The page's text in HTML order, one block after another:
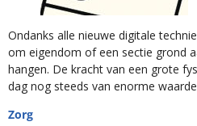
Ondanks alle nieuwe digitale
om eigendom of een sectie grond
hangen. De kracht van een grote
dag nog steeds van enorme
Zorg